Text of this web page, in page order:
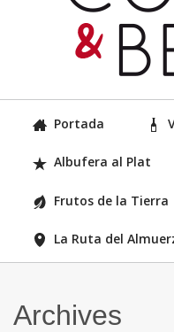
Portada
Albufera al Plat
Frutos de la Tierra
La Ruta del
Archives